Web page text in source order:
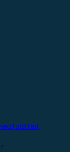
fuld fart